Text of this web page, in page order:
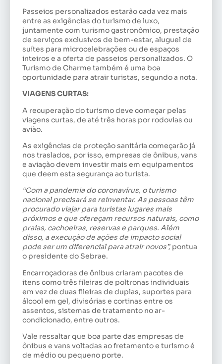
Passeios personalizados estarão cada vez mais
entre as exigências do turismo de luxo,
juntamente com turismo gastronômico, prestação
de serviços exclusivos de bem-estar, aluguel de
suítes para microcelebrações ou de espaços
inteiros e a oferta de passeios personalizados. O
Turismo de Charme também é uma boa
oportunidade para atrair turistas, segundo a nota.
VIAGENS CURTAS:
A recuperação do turismo deve começar pelas
viagens curtas, de até três horas por rodovias ou
avião.
As exigências de proteção sanitária começarão já
nos traslados, por isso, empresas de ônibus, vans
e aviação devem investir mais em equipamentos
que deem esta segurança ao turista.
“Com a pandemia do coronavírus, o turismo
nacional precisará se reinventar. As pessoas têm
procurado viajar para turistas lugares mais
próximos e que ofereçam recursos naturais, como
praias, cachoeiras, reservas e parques. Além
disso, a execução de ações de impacto social
pode ser um diferencial para atrair novos”, pontua
o presidente do Sebrae.
Encarroçadoras de ônibus criaram pacotes de
itens como três fileiras de poltronas individuais
em vez de duas fileiras de duplas, suportes para
álcool em gel, divisórias e cortinas entre os
assentos, sistemas de tratamento no ar-
condicionado, entre outros.
Vale ressaltar que boa parte das empresas de
ônibus e vans voltadas ao fretamento e turismo é
de médio ou pequeno porte.